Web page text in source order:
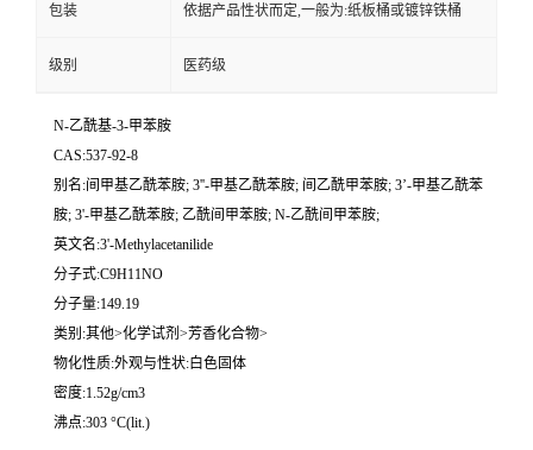
包装 依据产品性状而定,一般为:纸板桶或镀锌铁桶
级别 医药级
N-乙酰基-3-甲苯胺
CAS:537-92-8
别名:间甲基乙酰苯胺; 3''-甲基乙酰苯胺; 间乙酰甲苯胺; 3’-甲基乙酰苯
胺; 3'-甲基乙酰苯胺; 乙酰间甲苯胺; N-乙酰间甲苯胺;
英文名:3'-Methylacetanilide
分子式:C9H11NO
分子量:149.19
类别:其他>化学试剂>芳香化合物>
物化性质:外观与性状:白色固体
密度:1.52g/cm3
沸点:303 °C(lit.)